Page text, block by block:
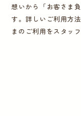
想いから「お客さま
す。詳しいご利用方
まのご利用をスタッ